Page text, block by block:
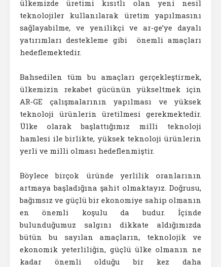
ülkemizde üretimi kısıtlı olan yeni nesil
teknolojiler kullanılarak üretim yapılmasını
sağlayabilme, ve yenilikçi ve ar-ge’ye dayalı
yatırımları destekleme gibi önemli amaçları
hedeflemektedir.
Bahsedilen tüm bu amaçları gerçekleştirmek,
ülkemizin rekabet gücünün yükseltmek için
AR-GE çalışmalarının yapılması ve yüksek
teknoloji ürünlerin üretilmesi gerekmektedir.
Ülke olarak başlattığımız milli teknoloji
hamlesi ile birlikte, yüksek teknoloji ürünlerin
yerli ve milli olması hedeflenmiştir.
Böylece birçok üründe yerlilik oranlarının
artmaya başladığına şahit olmaktayız. Doğrusu,
bağımsız ve güçlü bir ekonomiye sahip olmanın
en önemli koşulu da budur. İçinde
bulunduğumuz salgını dikkate aldığımızda
bütün bu sayılan amaçların, teknolojik ve
ekonomik yeterliliğin, güçlü ülke olmanın ne
kadar önemli olduğu bir kez daha